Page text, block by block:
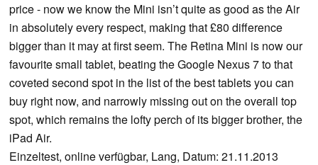
price - now we know the Mini isn’t quite as good as the Air
in absolutely every respect, making that £80 difference
bigger than it may at first seem. The Retina Mini is now our
favourite small tablet, beating the Google Nexus 7 to that
coveted second spot in the list of the best tablets you can
buy right now, and narrowly missing out on the overall top
spot, which remains the lofty perch of its bigger brother, the
iPad Air.
Einzeltest, online verfügbar, Lang, Datum: 21.11.2013